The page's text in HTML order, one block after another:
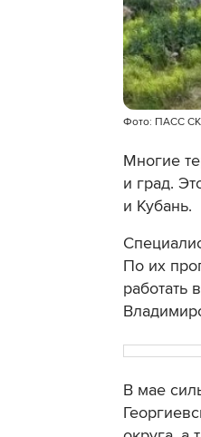
Фото: ПАСС СК
Многие
и град.
и Кубань.
По их
работать
В мае